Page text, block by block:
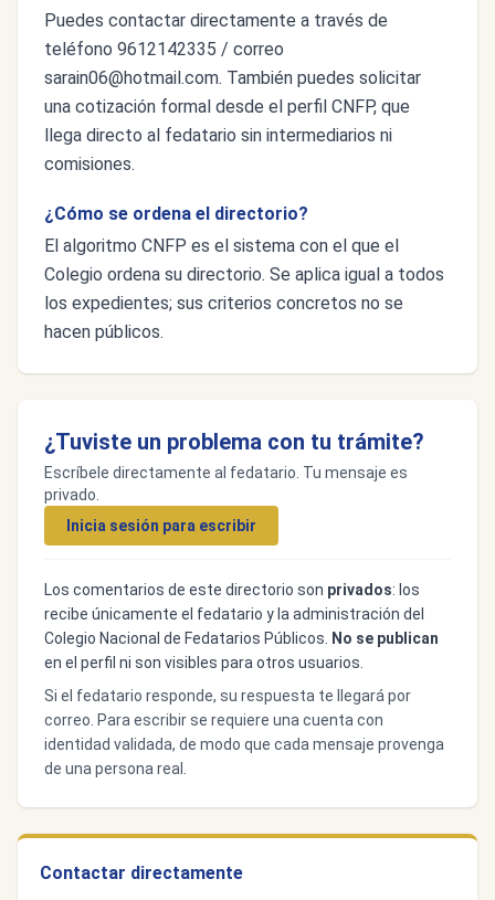
Puedes contactar directamente a través de
teléfono 9612142335 / correo
sarain06@hotmail.com. También puedes solicitar
una cotización formal desde el perfil CNFP, que
llega directo al fedatario sin intermediarios ni
comisiones.
¿Cómo se ordena el directorio?
El algoritmo CNFP es el sistema con el que el
Colegio ordena su directorio. Se aplica igual a todos
los expedientes; sus criterios concretos no se
hacen públicos.
¿Tuviste un problema con tu trámite?
Escríbele directamente al fedatario. Tu mensaje es
privado.
Inicia sesión para escribir
Los comentarios de este directorio son privados: los
recibe únicamente el fedatario y la administración del
Colegio Nacional de Fedatarios Públicos.
No se publican
en el perfil ni son visibles para otros usuarios.
Si el fedatario responde, su respuesta te llegará por
correo. Para escribir se requiere una cuenta con
identidad validada, de modo que cada mensaje provenga
de una persona real.
Contactar directamente